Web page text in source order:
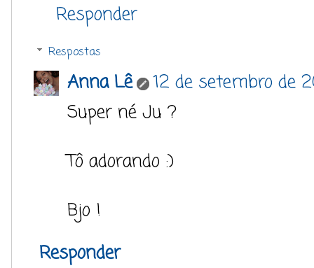
Responder
Respostas
Anna Lê
12 de setembro de
Super né Ju ?
Tô adorando :)
Bjo !
Responder